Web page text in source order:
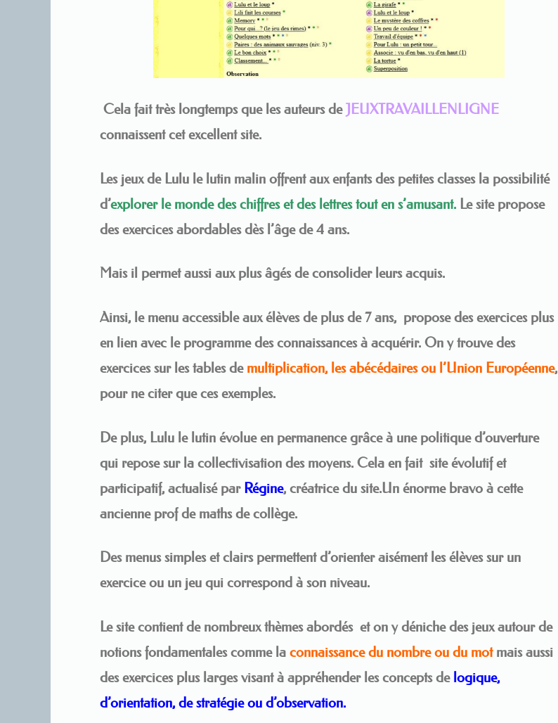
Cela fait très longtemps que les auteurs deJEUXTRAVAILLENLIGNE
connaissent cet excellent site.
Les jeux de Lulu le lutin malin offrent aux enfants des petites classes la possibilité
d’explorer le monde des chiffres et des lettres tout en s’amusant. Le site propose
des exercices abordables dès l’âge de 4 ans.
Mais il permet aussi aux plus âgés de consolider leurs acquis.
Ainsi, le menu accessible aux élèves de plus de 7 ans, propose des exercices plus
en lien avec le programme des connaissances à acquérir. On y trouve des
exercices sur les tables de multiplication, les abécédaires ou l’Union Européenne,
pour ne citer que ces exemples.
De plus, Lulu le lutin évolue en permanence grâce à une politique d’ouverture
qui repose sur la collectivisation des moyens. Cela en fait site évolutif et
participatif, actualisé par Régine, créatrice du site.Un énorme bravo à cette
ancienne prof de maths de collège.
Des menus simples et clairs permettent d’orienter aisément les élèves sur un
exercice ou un jeu qui correspond à son niveau.
Le site contient de nombreux thèmes abordés et on y dénichedes jeux autour de
notions fondamentales comme la connaissance du nombre ou du motmais aussi
des exercices plus larges visant à appréhender les concepts de logique,
d’orientation, de stratégie ou d’observation.